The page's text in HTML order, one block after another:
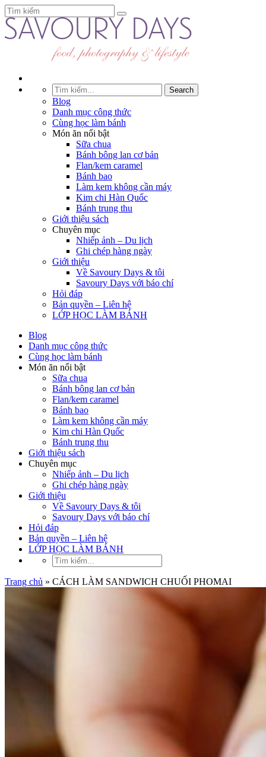
Blog
Danh mục công thức
Cùng học làm bánh
Món ăn nổi bật
Sữa chua
Bánh bông lan cơ bản
Flan/kem caramel
Bánh bao
Làm kem không cần máy
Kim chi Hàn Quốc
Bánh trung thu
Giới thiệu sách
Chuyên mục
Nhiếp ảnh – Du lịch
Ghi chép hàng ngày
Giới thiệu
Về Savoury Days & tôi
Savoury Days với báo chí
Hỏi đáp
Bản quyền – Liên hệ
LỚP HỌC LÀM BÁNH
Blog
Danh mục công thức
Cùng học làm bánh
Món ăn nổi bật
Sữa chua
Bánh bông lan cơ bản
Flan/kem caramel
Bánh bao
Làm kem không cần máy
Kim chi Hàn Quốc
Bánh trung thu
Giới thiệu sách
Chuyên mục
Nhiếp ảnh – Du lịch
Ghi chép hàng ngày
Giới thiệu
Về Savoury Days & tôi
Savoury Days với báo chí
Hỏi đáp
Bản quyền – Liên hệ
LỚP HỌC LÀM BÁNH
Trang chủ » CÁCH LÀM SANDWICH CHUỐI PHOMAI